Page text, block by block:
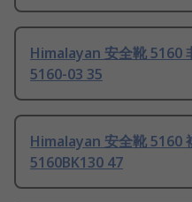
Himalayan 安全靴 5160
5160-03 35
Himalayan 安全靴 5160
5160BK130 47